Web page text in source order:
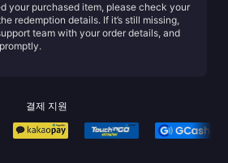
your purchased item, please check your
redemption details. If it’s still missing,
team with your order details, and
결제 지원